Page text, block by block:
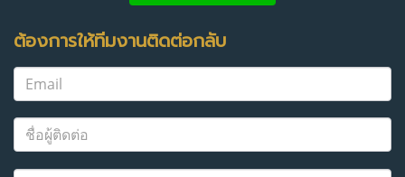
ต้องการให้ทีมงานติดต่อกลับ